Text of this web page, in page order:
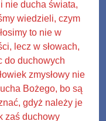
nie ducha świata,
wiedzieli, czym
to nie w
lecz w słowach,
do duchowych
zmysłowy nie
Bożego, bo są
gdyż należy je
zaś duchowy